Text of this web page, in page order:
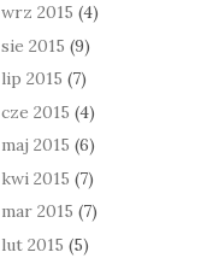
wrz 2015 (4)
sie 2015 (9)
lip 2015 (7)
cze 2015 (4)
maj 2015 (6)
kwi 2015 (7)
mar 2015 (7)
lut 2015 (5)